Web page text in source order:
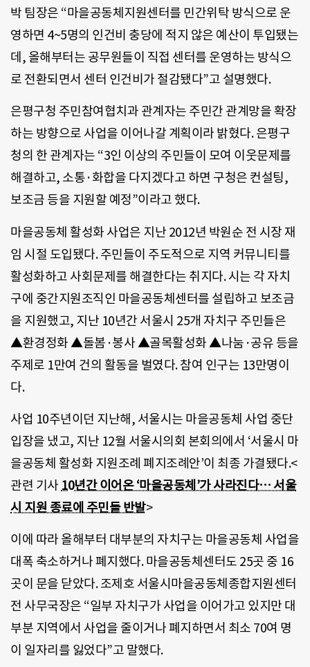
박 팀장은 “마을공동체지원센터를 민간위탁 방식으로 운
영하면 4~5명의 인건비 충당에 적지 않은 예산이 투입됐는
데, 올해부터는 공무원들이 직접 센터를 운영하는 방식으
로 전환되면서 센터 인건비가 절감됐다”고 설명했다.
은평구청 주민참여협치과 관계자는 주민간 관계망을 확장
하는 방향으로 사업을 이어나갈 계획이라 밝혔다. 은평구
청의 한 관계자는 “3인 이상의 주민들이 모여 이웃문제를
해결하고, 소통·화합을 다지겠다고 하면 구청은 컨설팅,
보조금 등을 지원할 예정”이라고 했다.
마을공동체 활성화 사업은 지난 2012년 박원순 전 시장 재
임 시절 도입됐다. 주민들이 주도적으로 지역 커뮤니티를
활성화하고 사회문제를 해결한다는 취지다. 시는 각 자치
구에 중간지원조직인 마을공동체센터를 설립하고 보조금
을 지원했고, 지난 10년간 서울시 25개 자치구 주민들은
▲환경정화 ▲돌봄·봉사 ▲골목활성화 ▲나눔·공유 등을
주제로 1만여 건의 활동을 벌였다. 참여 인구는 13만명이
다.
사업 10주년이던 지난해, 서울시는 마을공동체 사업 중단
입장을 냈고, 지난 12월 서울시의회 본회의에서 ‘서울시 마
을공동체 활성화 지원조례 폐지조례안’이 최종 가결됐다.<
관련 기사 10년간 이어온 ‘마을공동체’가 사라진다… 서울
시 지원 종료에 주민들 반발>
이에 따라 올해부터 대부분의 자치구는 마을공동체 사업을
대폭 축소하거나 폐지했다. 마을공동체센터도 25곳 중 16
곳이 문을 닫았다. 조제호 서울시마을공동체종합지원센터
전 사무국장은 “일부 자치구가 사업을 이어가고 있지만 대
부분 지역에서 사업을 줄이거나 폐지하면서 최소 70여 명
이 일자리를 잃었다”고 말했다.